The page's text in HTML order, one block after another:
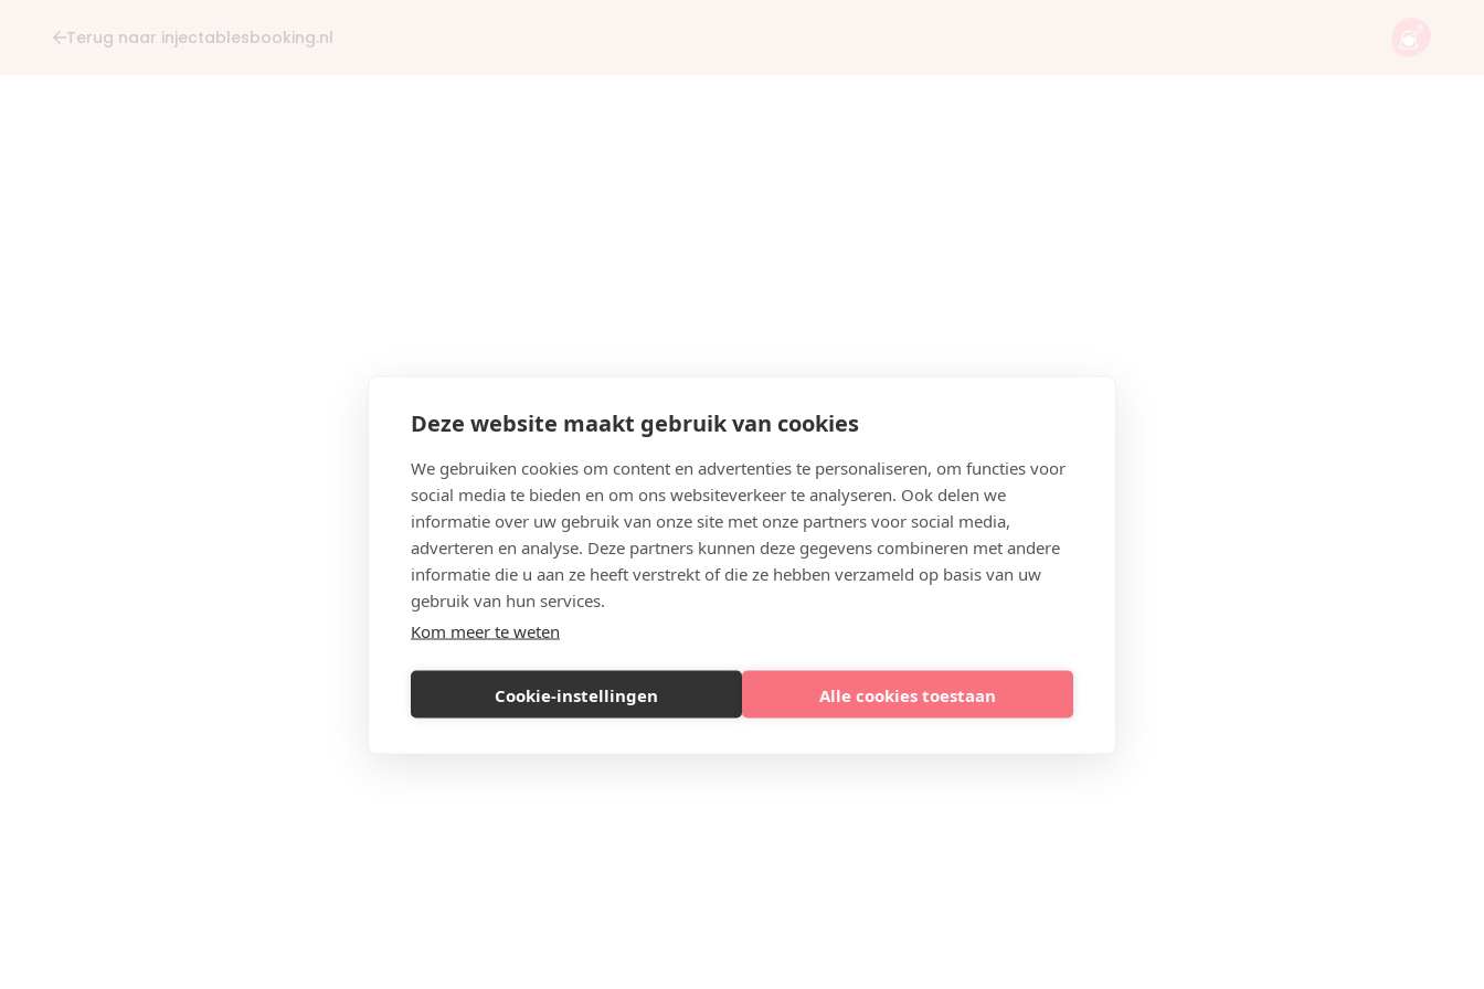
Deze website maakt gebruik van cookies
We gebruiken cookies om content en advertenties te personaliseren, om functies voor
social media te bieden en om ons websiteverkeer te analyseren. Ook delen we
informatie over uw gebruik van onze site met onze partners voor social media,
adverteren en analyse. Deze partners kunnen deze gegevens combineren met andere
informatie die u aan ze heeft verstrekt of die ze hebben verzameld op basis van uw
gebruik van hun services.
Kom meer te weten
Cookie-instellingen Alle cookies toestaan
Terug naar injectablesbooking.nl